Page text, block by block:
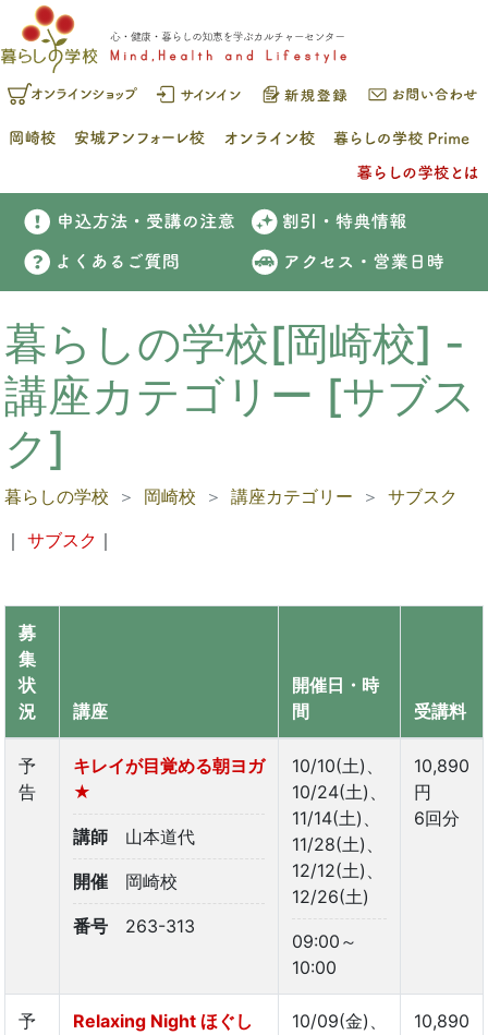
暮らしの学校[岡崎校] -
講座カテゴリー [サブス
ク]
暮らしの学校 岡崎校 講座カテゴリー
サブスク
｜ サブスク ｜
募
集
状
況
講座
開催日・時
間
受講料
予
告
キレイが目覚める朝ヨガ
★
講師 山本道代
開催 岡崎校
番号 263-313
10/10(土)、
10/24(土)、
11/14(土)、
11/28(土)、
12/12(土)、
12/26(土)
09:00～
10:00
10,890
円
6回分
予
Relaxing Night ほぐし
10/09(金)、
10,890